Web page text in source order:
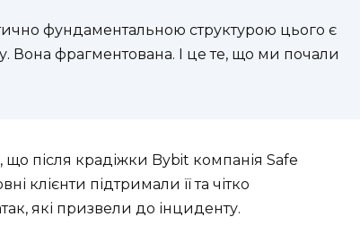
фундаментальною структурою цього є
Вона фрагментована. І це те, що ми почали
після крадіжки Bybit компанія Safe
клієнти підтримали її та чітко
які призвели до інциденту.